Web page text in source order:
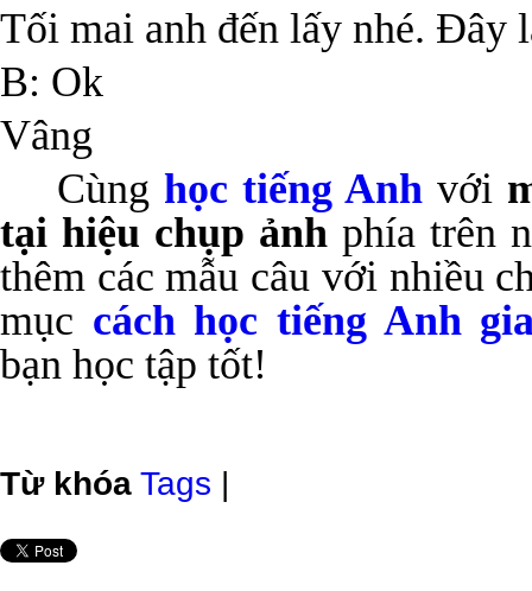
Tối mai anh đến lấy nhé. Đây
B: Ok
Vâng
Cùng học tiếng Anhvới
tại hiệu chụp ảnhphía trên
thêm các mẫu câu với nhiều
mục cách học tiếng Anh
bạn học tập tốt!
Từ khóa Tags |